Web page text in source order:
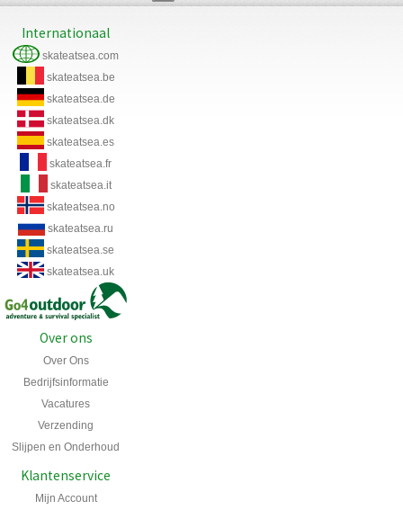
Internationaal
skateatsea.com
skateatsea.be
skateatsea.de
skateatsea.dk
skateatsea.es
skateatsea.fr
skateatsea.it
skateatsea.no
skateatsea.ru
skateatsea.se
skateatsea.uk
Over ons
Over Ons
Bedrijfsinformatie
Vacatures
Verzending
Slijpen en Onderhoud
Klantenservice
Mijn Account